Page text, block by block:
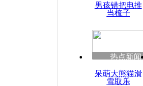
魂
男孩错把电推
当梳子
热点新闻
呆萌大熊猫滑
雪取乐